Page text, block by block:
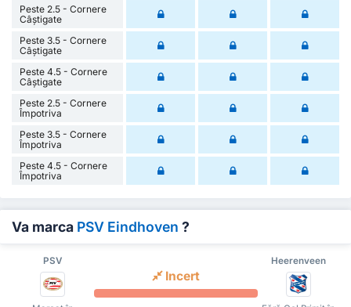
Peste 2.5 - Cornere
Câștigate
Peste 3.5 - Cornere
Câștigate
Peste 4.5 - Cornere
Câștigate
Peste 2.5 - Cornere
Împotriva
Peste 3.5 - Cornere
Împotriva
Peste 4.5 - Cornere
Împotriva
Va marca PSV Eindhoven ?
PSV Heerenveen
Incert